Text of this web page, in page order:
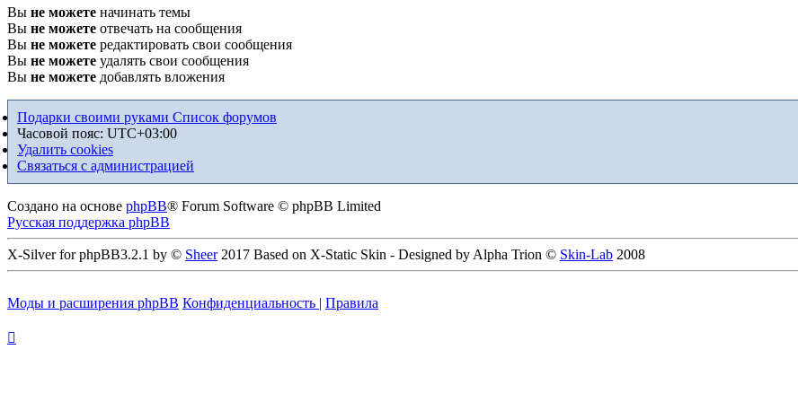
Вы не можете начинать темы
Вы не можете отвечать на сообщения
Вы не можете редактировать свои сообщения
Вы не можете удалять свои сообщения
Вы не можете добавлять вложения
Подарки своими руками Список форумов
Часовой пояс: UTC+03:00
Удалить cookies
Связаться с администрацией
Создано на основе phpBB® Forum Software © phpBB Limited
Русская поддержка phpBB
X-Silver for phpBB3.2.1 by © Sheer2017 Based on X-Static Skin - Designed by Alpha Trion © Skin-Lab 2008
Моды и расширения phpBB Конфиденциальность | Правила